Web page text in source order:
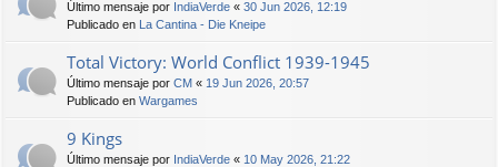
Último mensaje por IndiaVerde « 30 Jun 2026, 12:19
Publicado en La Cantina - Die Kneipe
Total Victory: World Conflict 1939-1945
Último mensaje por CM « 19 Jun 2026, 20:57
Publicado en Wargames
9 Kings
Último mensaje por IndiaVerde « 10 May 2026, 21:22